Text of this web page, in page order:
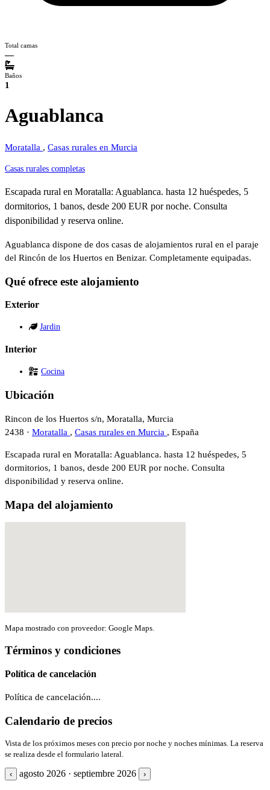
Total camas
—
Baños
1
Aguablanca
Moratalla , Casas rurales en Murcia
Casas rurales completas
Escapada rural en Moratalla: Aguablanca. hasta 12 huéspedes, 5
dormitorios, 1 banos, desde 200 EUR por noche. Consulta
disponibilidad y reserva online.
Aguablanca dispone de dos casas de alojamientos rural en el paraje
del Rincón de los Huertos en Benizar. Completamente equipadas.
Qué ofrece este alojamiento
Exterior
Jardin
Interior
Cocina
Ubicación
Rincon de los Huertos s/n, Moratalla, Murcia
2438 · Moratalla , Casas rurales en Murcia , España
Escapada rural en Moratalla: Aguablanca. hasta 12 huéspedes, 5
dormitorios, 1 banos, desde 200 EUR por noche. Consulta
disponibilidad y reserva online.
Mapa del alojamiento
Mapa mostrado con proveedor: Google Maps.
Términos y condiciones
Política de cancelación
Política de cancelación....
Calendario de precios
Vista de los próximos meses con precio por noche y noches mínimas. La reserva
se realiza desde el formulario lateral.
‹ agosto 2026 · septiembre 2026 ›